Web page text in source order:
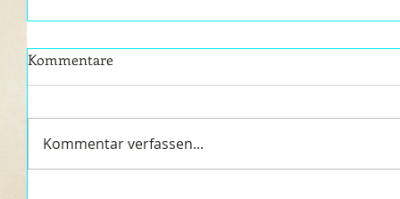
Kommentare
Kommentar verfassen...